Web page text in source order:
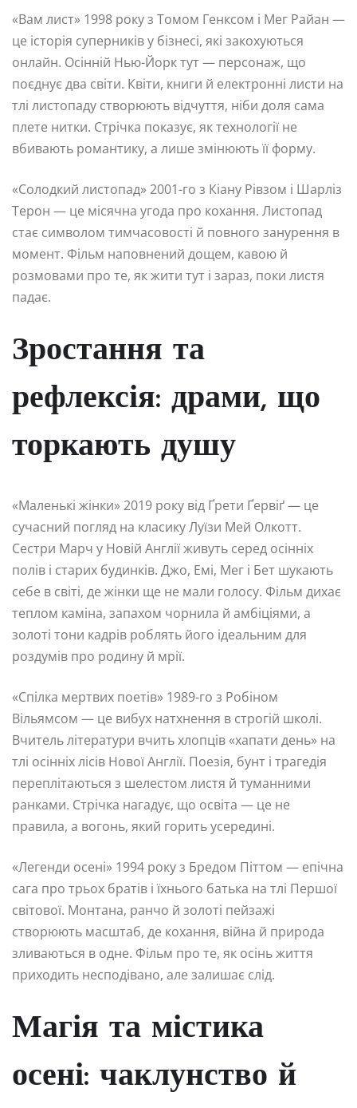
«Вам лист» 1998 року з Томом Генксом і Мег Райан —
це історія суперників у бізнесі, які закохуються
онлайн. Осінній Нью-Йорк тут — персонаж, що
поєднує два світи. Квіти, книги й електронні листи на
тлі листопаду створюють відчуття, ніби доля сама
плете нитки. Стрічка показує, як технології не
вбивають романтику, а лише змінюють її форму.
«Солодкий листопад» 2001-го з Кіану Рівзом і Шарліз
Терон — це місячна угода про кохання. Листопад
стає символом тимчасовості й повного занурення в
момент. Фільм наповнений дощем, кавою й
розмовами про те, як жити тут і зараз, поки листя
падає.
Зростання та
рефлексія: драми, що
торкають душу
«Маленькі жінки» 2019 року від Ґрети Ґервіґ — це
сучасний погляд на класику Луїзи Мей Олкотт.
Сестри Марч у Новій Англії живуть серед осінніх
полів і старих будинків. Джо, Емі, Мег і Бет шукають
себе в світі, де жінки ще не мали голосу. Фільм дихає
теплом каміна, запахом чорнила й амбіціями, а
золоті тони кадрів роблять його ідеальним для
роздумів про родину й мрії.
«Спілка мертвих поетів» 1989-го з Робіном
Вільямсом — це вибух натхнення в строгій школі.
Вчитель літератури вчить хлопців «хапати день» на
тлі осінніх лісів Нової Англії. Поезія, бунт і трагедія
переплітаються з шелестом листя й туманними
ранками. Стрічка нагадує, що освіта — це не
правила, а вогонь, який горить усередині.
«Легенди осені» 1994 року з Бредом Піттом — епічна
сага про трьох братів і їхнього батька на тлі Першої
світової. Монтана, ранчо й золоті пейзажі
створюють масштаб, де кохання, війна й природа
зливаються в одне. Фільм про те, як осінь життя
приходить несподівано, але залишає слід.
Магія та містика
осені: чаклунство й